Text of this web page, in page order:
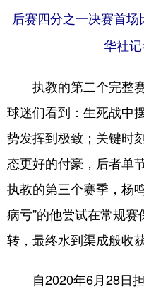
后赛四分之一决赛首场
华社
执教的第二个完整赛
球迷们看到：生死战中
势发挥到极致；关键时
态更好的付豪，后者单
执教的第三个赛季，杨
病亏”的他尝试在常规
转，最终水到渠成般收
自2020年6月28日担